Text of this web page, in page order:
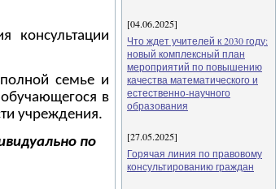
консультации
семье и
в
учреждения.
по
[04.06.2025]
Что ждет учителей к 2030 году:
новый комплексный план
мероприятий по повышению
качества математического и
естественно-научного
образования
[27.05.2025]
Горячая линия по правовому
консультированию граждан